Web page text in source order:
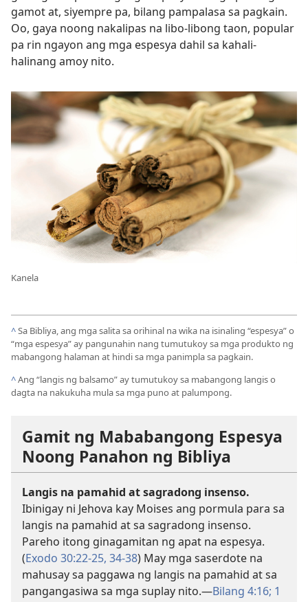
gamot at, siyempre pa, bilang pampalasa sa pagkain.
Oo, gaya noong nakalipas na libo-libong taon, popular
pa rin ngayon ang mga espesya dahil sa kahali-
halinang amoy nito.
Kanela
^Sa Bibliya, ang mga salita sa orihinal na wika na isinaling “espesya” o
“mga espesya” ay pangunahin nang tumutukoy sa mga produkto ng
mabangong halaman at hindi sa mga panimpla sa pagkain.
^Ang “langis ng balsamo” ay tumutukoy sa mabangong langis o
dagta na nakukuha mula sa mga puno at palumpong.
Gamit ng Mababangong Espesya
Noong Panahon ng Bibliya
Langis na pamahid at sagradong insenso.
Ibinigay ni Jehova kay Moises ang pormula para sa
langis na pamahid at sa sagradong insenso.
Pareho itong ginagamitan ng apat na espesya.
(Exodo 30:22-25, 34-38) May mga saserdote na
mahusay sa paggawa ng langis na pamahid at sa
pangangasiwa sa mga suplay nito.—Bilang 4:16; 1